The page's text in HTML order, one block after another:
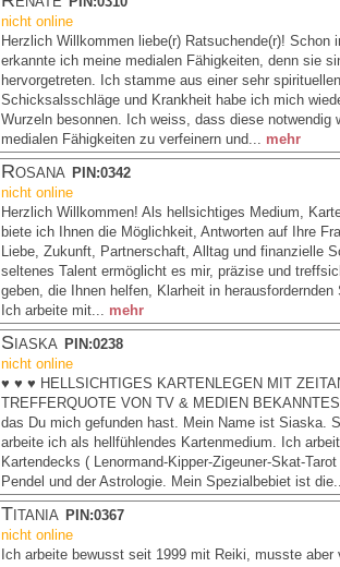
nicht online
Herzlich Willkommen liebe(r) Ratsuchende(r)! Schon
erkannte ich meine medialen Fähigkeiten, denn sie
hervorgetreten. Ich stamme aus einer sehr
Schicksalsschläge und Krankheit habe ich mich
Wurzeln besonnen. Ich weiss, dass diese notwendig
medialen Fähigkeiten zu verfeinern und... mehr
Rosana PIN:0342
nicht online
Herzlich Willkommen! Als hellsichtiges Medium,
biete ich Ihnen die Möglichkeit, Antworten auf Ihre
Liebe, Zukunft, Partnerschaft, Alltag und finanzielle
seltenes Talent ermöglicht es mir, präzise und
geben, die Ihnen helfen, Klarheit in herausfordernden
Ich arbeite mit... mehr
Siaska PIN:0238
nicht online
♥ ♥ ♥ HELLSICHTIGES KARTENLEGEN MIT
TREFFERQUOTE VON TV & MEDIEN
das Du mich gefunden hast. Mein Name ist Siaska.
arbeite ich als hellfühlendes Kartenmedium. Ich
Kartendecks ( Lenormand-Kipper-Zigeuner-Skat-
Pendel und der Astrologie. Mein Spezialbebiet ist
Titania PIN:0367
nicht online
Ich arbeite bewusst seit 1999 mit Reiki, musste aber